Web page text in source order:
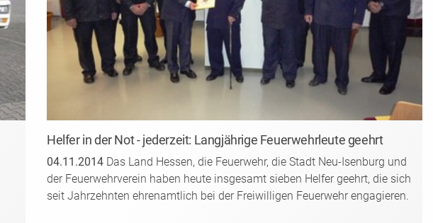
Helfer in der Not - jederzeit: Langjährige Feuerwehrleute geehrt
04.11.2014Das Land Hessen, die Feuerwehr, die Stadt Neu-Isenburg und
der Feuerwehrverein haben heute insgesamt sieben Helfer geehrt, die sich
seit Jahrzehnten ehrenamtlich bei der Freiwilligen Feuerwehr engagieren.